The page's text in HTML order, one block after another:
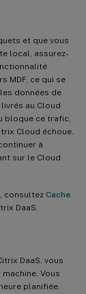
et que vous
local, assurez-
MDF, ce qui se
données de
au Cloud
bloque ce trafic,
Cloud échoue.
à
sur le Cloud
consultez Cache
DaaS.
DaaS, vous
Vous
planifiée.